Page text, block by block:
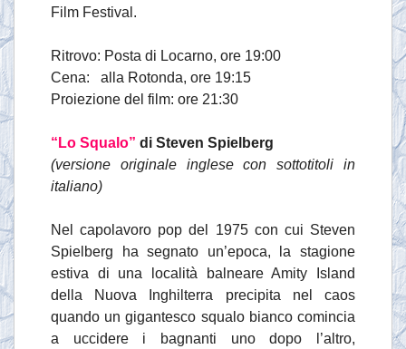
Film Festival.
Ritrovo: Posta di Locarno, ore 19:00
Cena: alla Rotonda, ore 19:15
Proiezione del film: ore 21:30
“Lo Squalo” di Steven Spielberg
(versione originale inglese con sottotitoli in
italiano)
Nel capolavoro pop del 1975 con cui Steven
Spielberg ha segnato un’epoca, la stagione
estiva di una località balneare Amity Island
della Nuova Inghilterra precipita nel caos
quando un gigantesco squalo bianco comincia
a uccidere i bagnanti uno dopo l’altro,